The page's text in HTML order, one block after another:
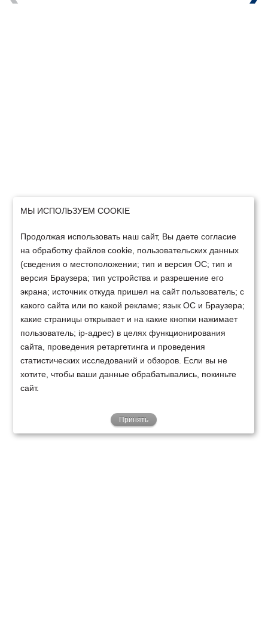
МЫ ИСПОЛЬЗУЕМ COOKIE
Продолжая использовать наш сайт, Вы даете согласие
на обработку файлов cookie, пользовательских данных
(сведения о местоположении; тип и версия ОС; тип и
версия Браузера; тип устройства и разрешение его
экрана; источник откуда пришел на сайт пользователь; с
какого сайта или по какой рекламе; язык ОС и Браузера;
какие страницы открывает и на какие кнопки нажимает
пользователь; ip-адрес) в целях функционирования
сайта, проведения ретаргетинга и проведения
статистических исследований и обзоров. Если вы не
хотите, чтобы ваши данные обрабатывались, покиньте
сайт.
Принять